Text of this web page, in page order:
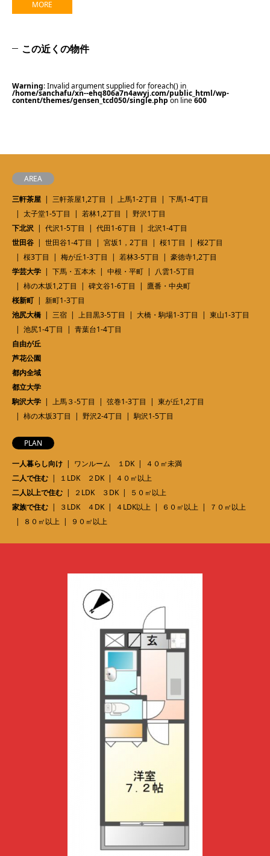
MORE
この近くの物件
Warning: Invalid argument supplied for foreach() in
/home/sanchafu/xn--ehq806a7n4awyj.com/public_html/wp-
content/themes/gensen_tcd050/single.php on line600
AREA
三軒茶屋
三軒茶屋1,2丁目 上馬1-2丁目
下馬1-4丁目
太子堂1-5丁目
若林1,2丁目
野沢1丁目
下北沢
代沢1-5丁目 代田1-6丁目
北沢1-4丁目
世田谷
世田谷1-4丁目 宮坂1，2丁目 桜1丁目
桜2丁目
桜3丁目
梅が丘1-3丁目 若林3-5丁目
豪徳寺1,2丁目
学芸大学
下馬・五本木 中根・平町
八雲1-5丁目
柿の木坂1,2丁目
碑文谷1-6丁目
鷹番・中央町
桜新町
新町1-3丁目
池尻大橋
三宿 上目黒3-5丁目 大橋・駒場1-3丁目
東山1-3丁目
池尻1-4丁目
青葉台1-4丁目
自由が丘
芦花公園
都内全域
都立大学
駒沢大学
上馬３-5丁目 弦巻1-3丁目
東が丘1,2丁目
柿の木坂3丁目
野沢2-4丁目 駒沢1-5丁目
PLAN
一人暮らし向け
ワンルーム １DK
４０㎡未満
二人で住む
１LDK ２DK
４０㎡以上
二人以上で住む
２LDK ３DK
５０㎡以上
家族で住む
３LDK ４DK ４LDK以上 ６０㎡以上
７０㎡以上
８０㎡以上
９０㎡以上